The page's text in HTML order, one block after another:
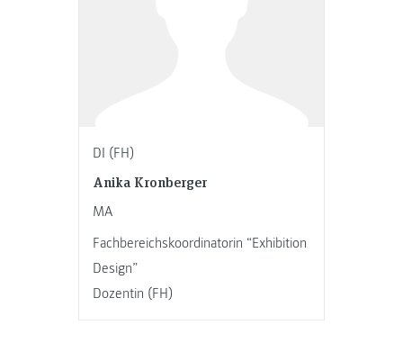
DI (FH)
Anika Kronberger
MA
Fachbereichskoordinatorin “Exhibition
Design”
Dozentin (FH)